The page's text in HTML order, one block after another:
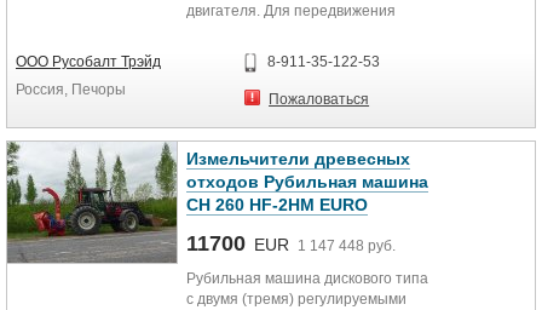
двигателя. Для передвижения
из четырех.
Технические характеристики
Kohler Command Pro.
Охлаждение - воздушное
Мощность двигателя - 30 л.с. (22,4
кВт) 2 цилиндра
Объем топливного бака - 35 литр
Продолжительность работы на
одной полной заправке около 6,5
часов
ООО Русобалт Трэйд
Россия, Печоры
8-911-35-122-53
Пожаловаться
Измельчители древесных
отходов Рубильная машина
CH 260 HF-2HM EURO
11700 EUR
1 147 448 руб.
Рубильная машина дискового типа
с двумя (тремя) регулируемыми